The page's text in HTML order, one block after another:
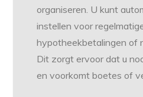
organiseren. U kunt
instellen voor
hypotheekbetalingen of
Dit zorgt ervoor dat u
en voorkomt boetes of